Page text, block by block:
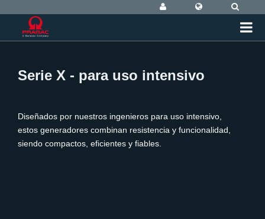
Serie X - para uso intensivo
Diseñados por nuestros ingenieros para uso intensivo,
estos generadores combinan resistencia y funcionalidad,
siendo compactos, eficientes y fiables.